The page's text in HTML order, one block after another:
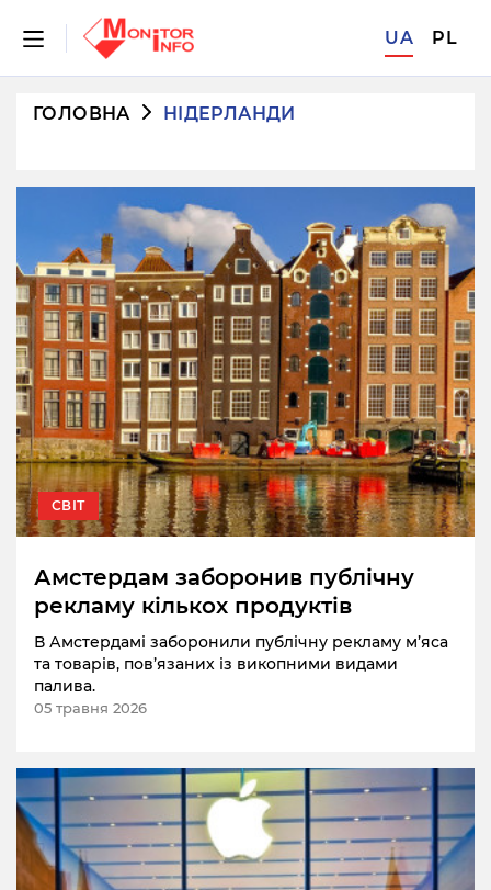
UA PL
ГОЛОВНА НІДЕРЛАНДИ
СВІТ
Амстердам заборонив публічну
рекламу кількох продуктів
В Амстердамі заборонили публічну рекламу м’яса
та товарів, пов’язаних із викопними видами
палива.
05 травня 2026